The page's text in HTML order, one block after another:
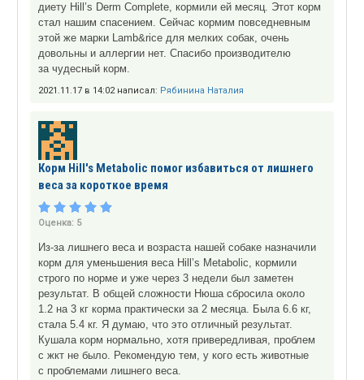
диету Hill’s Derm Complete, кормили ей месяц. Этот корм
стал нашим спасением. Сейчас кормим повседневным
этой же марки Lamb&rice для мелких собак, очень
довольны и аллергии нет. Спасибо производителю
за чудесный корм.
2021.11.17 в 14:02 написал: Рябинина Наталия
Корм Hill's Metabolic помог избавиться от лишнего
веса за короткое время
Оценка: 5
Из-за лишнего веса и возраста нашей собаке назначили
корм для уменьшения веса Hill’s Metabolic, кормили
строго по норме и уже через 3 недели был заметен
результат. В общей сложности Нюша сбросила около
1.2 на 3 кг корма практически за 2 месяца. Была 6.6 кг,
стала 5.4 кг. Я думаю, что это отличный результат.
Кушала корм нормально, хотя привередливая, проблем
с жкт не было. Рекомендую тем, у кого есть животные
с проблемами лишнего веса.